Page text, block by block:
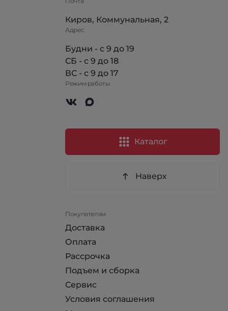
Киров, Коммунальная, 2
Адрес
Будни - с 9 до 19
СБ - с 9 до 18
ВС - с 9 до 17
Режим работы
Каталог
Наверх
Покупателям
Доставка
Оплата
Рассрочка
Подъем и сборка
Сервис
Условия соглашения